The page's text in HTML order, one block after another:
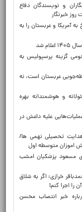
و نویسندگان دفاع
خبرنگار
آمریکا و عربستان را به
شد
گزینه پرسپولیس به
عربستان است، نه
و هوشمندانه بهره
طی عملیات‌هایی علیه داعش در
۹۰ درصد هدایت تحصیلی نهمی ها/
مسعود پزشکیان امشب
خرازی: اگر به شلاق
را اجرا کنم!
خبر انتصاب محسن